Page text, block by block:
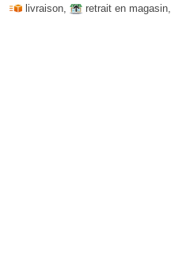
livraison, retrait en magasin,